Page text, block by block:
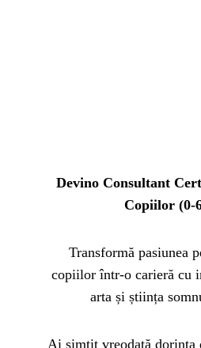
Devino Consultant
Copiilor (0-
Transformă pasiunea
copiilor într-o carieră cu
arta și știința
Ai simțit vreodată dorința